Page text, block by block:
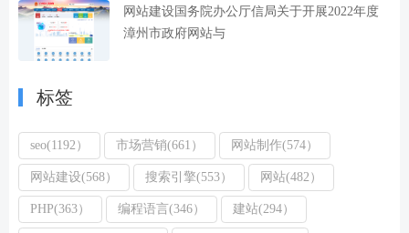
网站建设国务院办公厅信局关于开展2022年度
漳州市政府网站与
标签
seo(1192） 市场营销(661） 网站制作(574）
网站建设(568） 搜索引擎(553） 网站(482）
PHP(363） 编程语言(346） 建站(294）